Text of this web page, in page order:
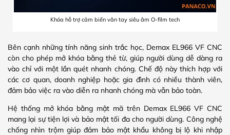
Khóa hỗ trợ cảm biến vân tay siêu âm O-film tech
Bên cạnh những tính năng sinh trắc học, Demax EL966 VF CNC
còn cho phép mở khóa bằng thẻ từ, giúp người dùng dễ dàng ra
vào chỉ với một lần quét nhanh chóng. Chế độ này thích hợp với
các cơ quan, doanh nghiệp hoặc gia đình có nhiều thành viên,
đảm bảo việc ra vào diễn ra nhanh chóng mà vẫn bảo toàn.
Hệ thống mở khóa bằng mật mã trên Demax EL966 VF CNC
mang lại sự tiện lợi và bảo mật tối đa cho người dùng. Công nghệ
chống nhìn trộm giúp đảm bảo mật khẩu không bị lộ khi nhập